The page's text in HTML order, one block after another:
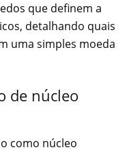
que definem a
detalhando quais
uma simples moeda
de núcleo
como núcleo